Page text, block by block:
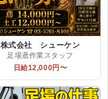
株式会社 シューケン
足場鳶作業スタッフ
日給12,000円〜